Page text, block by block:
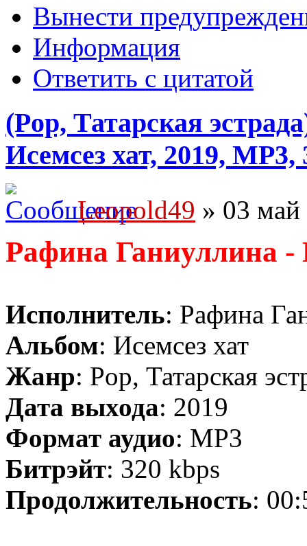
Вынести
Информация
Ответить с цитатой
(Pop, Татарская
Исемсез хат, 2019, MP3,
Leopold49 » 03
Рафина Ганиуллина -
Исполнитель: Рафина
Альбом: Исемсез хат
Жанр: Pop, Татарская
Дата выхода: 2019
Формат аудио: MP3
Битрэйт: 320 kbps
Продолжительность: